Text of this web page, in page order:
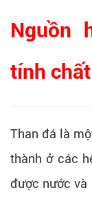
Nguồn
tính
Than đá là
thành ở các
được nước và